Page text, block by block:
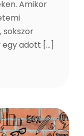
Amikor
sokszor
adott [...]